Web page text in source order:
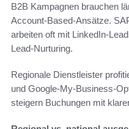
B2B Kampagnen brauchen
Account-Based-Ansätze.
arbeiten oft mit LinkedIn-
Lead-Nurturing.
Regionale Dienstleister
und Google-My-Business-
steigern Buchungen mit